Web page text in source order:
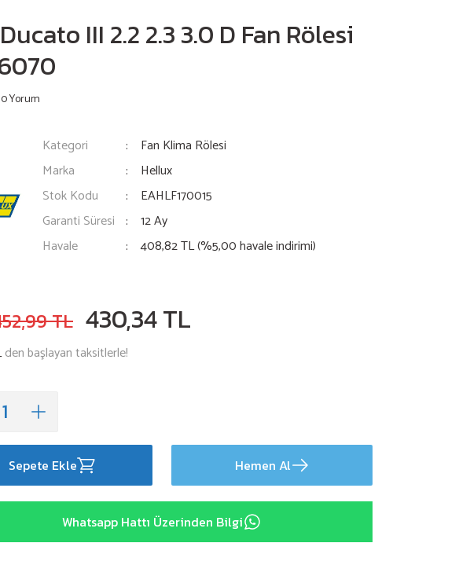
III 2.2 2.3 3.0 D Fan Rölesi
Yorum
Kategori
Fan Klima Rölesi
Marka
Hellux
Stok Kodu
EAHLF170015
Garanti Süresi
12 Ay
Havale
408,82 TL (%5,00 havale indirimi)
TL 430,34 TL
den başlayan taksitlerle!
Sepete Ekle Hemen Al
Whatsapp Hattı Üzerinden Bilgi